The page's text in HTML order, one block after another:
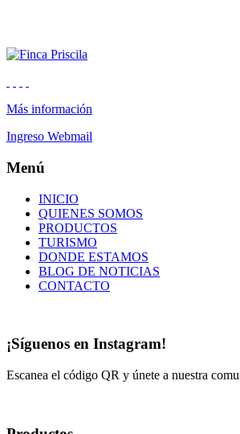
Más información
Ingreso Webmail
Menú
INICIO
QUIENES SOMOS
PRODUCTOS
TURISMO
DONDE ESTAMOS
BLOG DE NOTICIAS
CONTACTO
¡Síguenos en Instagram!
Escanea el código QR y únete a nuestra